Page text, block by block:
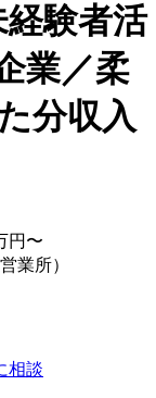
経験者活
業／柔
分収入
円〜
業所）
相談